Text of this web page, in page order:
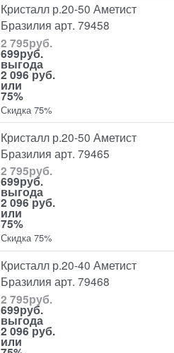
Кристалл р.20-50 Аметист
Бразилия арт. 79458
2 795руб.
699руб.
выгода
2 096 руб.
или
75%
Скидка 75%
Кристалл р.20-50 Аметист
Бразилия арт. 79465
2 795руб.
699руб.
выгода
2 096 руб.
или
75%
Скидка 75%
Кристалл р.20-40 Аметист
Бразилия арт. 79468
2 795руб.
699руб.
выгода
2 096 руб.
или